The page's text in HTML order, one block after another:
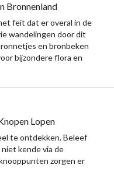
Bronnenland
feit dat er overal in de
wandelingen door dit
en bronbeken
bijzondere flora en
Lopen
te ontdekken. Beleef
kende via de
zorgen er